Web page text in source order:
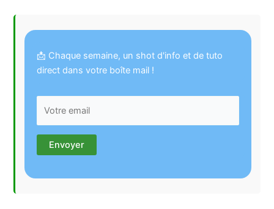
📩 Chaque semaine, un shot d'info et de tuto
direct dans votre boîte mail !